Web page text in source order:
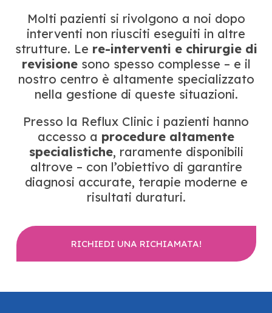
Molti pazienti si rivolgono a noi dopo
interventi non riusciti eseguiti in altre
strutture. Le re-interventi e chirurgie di
revisionesono spesso complesse – e il
nostro centro è altamente specializzato
nella gestione di queste situazioni.
Presso la Reflux Clinic i pazienti hanno
accesso a procedure altamente
specialistiche, raramente disponibili
altrove – con l’obiettivo di garantire
diagnosi accurate, terapie moderne e
risultati duraturi.
RICHIEDI UNA RICHIAMATA!